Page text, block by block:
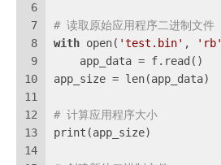
6
7
8
9
10
11
12
13
14
# 读取原始应用程序二进制文件
with open( 'test.bin' , 'rb'
    app_data = f.read()
app_size = len(app_data)
# 计算应用程序大小
print(app_size)